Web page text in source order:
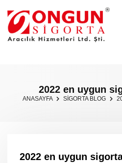
2022 en uygun
ANASAYFA SİGORTA BLOG
2022 en uygun